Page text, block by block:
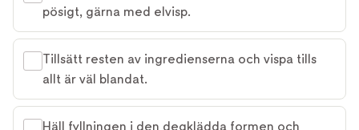
pösigt, gärna med elvisp.
Tillsätt resten av ingredienserna och vispa tills
allt är väl blandat.
Häll fyllningen i den degklädda formen och